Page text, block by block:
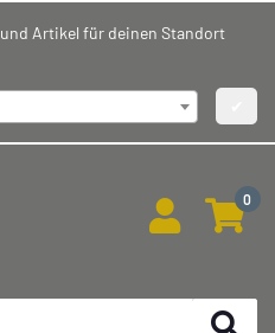
Artikel für deinen Standort
0